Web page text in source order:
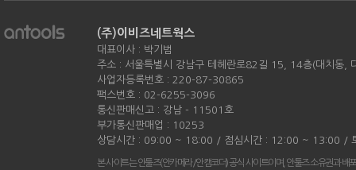
(주)이비즈네트웍스
대표이사 : 박기범
주소 : 서울특별시 강남구 테헤란로82길 15, 14층(대치동,
사업자등록번호 : 220-87-30865
팩스번호 : 02-6255-3096
통신판매신고 : 강남 - 11501호
부가통신판매업 : 10253
상담시간 : 09:00 ~ 18:00 / 점심시간 : 12:00 ~ 13:00 /
본 사이트는 안툴즈(안카메라/안캠코더) 공식 사이트이며, 안툴즈 소유권과 배